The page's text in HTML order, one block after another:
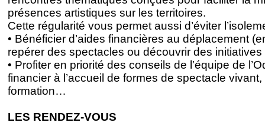
présences artistiques sur les territoires.
Cette régularité vous permet aussi d’éviter
• Bénéficier d’aides financières au déplacement
repérer des spectacles ou découvrir des
• Profiter en priorité des conseils de l’équipe de
financier à l’accueil de formes de spectacle
formation…
LES RENDEZ-VOUS